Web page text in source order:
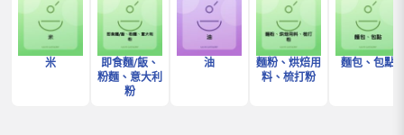
米
即食麵/飯、
粉麵、意大利
粉
油
麵粉、烘焙用
料、梳打粉
麵包、包點